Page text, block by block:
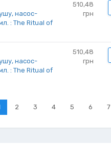
насос-
: The Ritual of
510,48
грн
насос-
: The Ritual of
510,48
грн
2 3 4 5 6 7